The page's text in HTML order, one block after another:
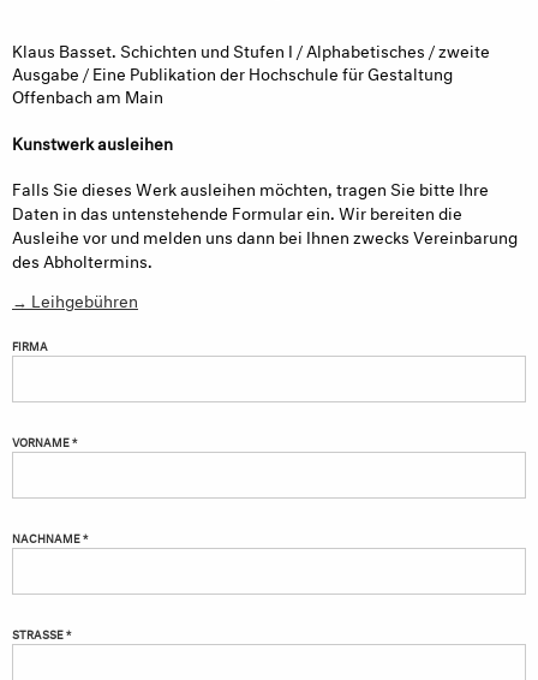
Klaus Basset. Schichten und Stufen I / Alphabetisches / zweite
Ausgabe / Eine Publikation der Hochschule für Gestaltung
Offenbach am Main
Kunstwerk ausleihen
Falls Sie dieses Werk ausleihen möchten, tragen Sie bitte Ihre
Daten in das untenstehende Formular ein. Wir bereiten die
Ausleihe vor und melden uns dann bei Ihnen zwecks Vereinbarung
des Abholtermins.
→ Leihgebühren
FIRMA
VORNAME *
NACHNAME *
STRASSE *